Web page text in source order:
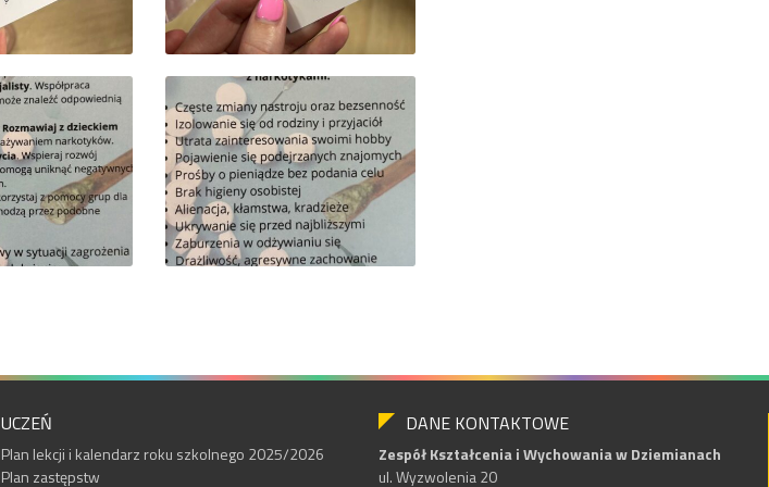
UCZEŃ
Plan lekcji i kalendarz roku szkolnego 2025/2026
Plan zastępstw
DANE KONTAKTOWE
Zespół Kształcenia i Wychowania w Dziemianach
ul. Wyzwolenia 20